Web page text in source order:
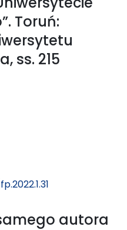
Toruń:
ss. 215
autora